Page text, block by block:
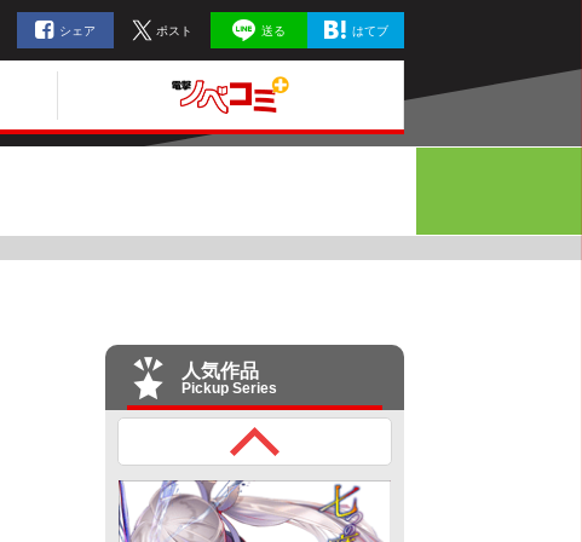
シェア ポスト 送る はてブ
人気作品
Pickup Series